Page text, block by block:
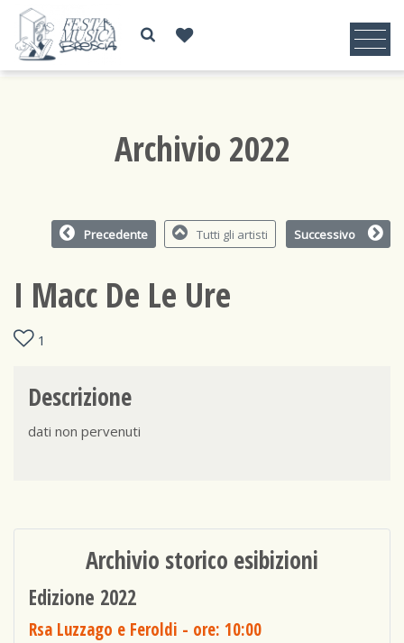
Archivio 2022
Precedente Tutti gli artisti Successivo
I Macc De Le Ure
1
Descrizione
dati non pervenuti
Archivio storico esibizioni
Edizione 2022
Rsa Luzzago e Feroldi - ore: 10:00